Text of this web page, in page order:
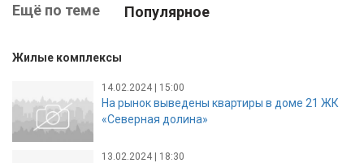
Ещё по теме Популярное
Жилые комплексы
14.02.2024 | 15:00
На рынок выведены квартиры в доме 21 ЖК
«Северная долина»
13.02.2024 | 18:30